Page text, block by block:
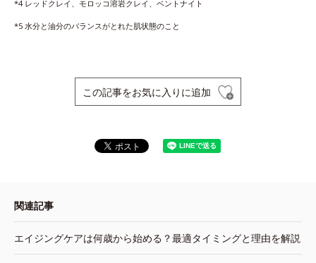
*4 レッドクレイ、モロッコ溶岩クレイ、ベントナイト
*5 水分と油分のバランスがとれた肌状態のこと
この記事をお気に入りに追加
関連記事
エイジングケアは何歳から始める？最適タイミングと理由を解説